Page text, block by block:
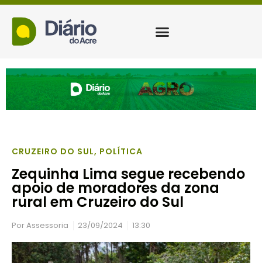
CRUZEIRO DO SUL, POLÍTICA
Zequinha Lima segue recebendo
apoio de moradores da zona
rural em Cruzeiro do Sul
PorAssessoria 23/09/2024 13:30